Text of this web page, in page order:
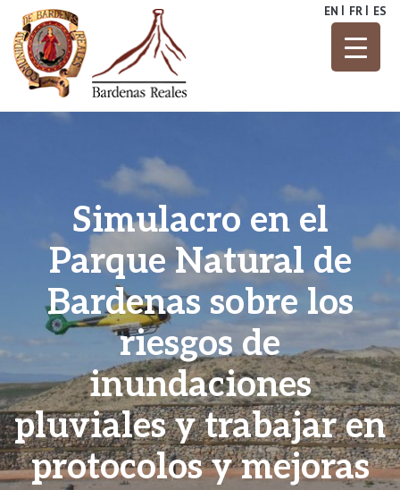
content
Reales
Parque Natural
EN FR ES
Simulacro en el
Parque Natural de
Bardenas sobre los
riesgos de
inundaciones
pluviales y trabajar en
protocolos y mejoras